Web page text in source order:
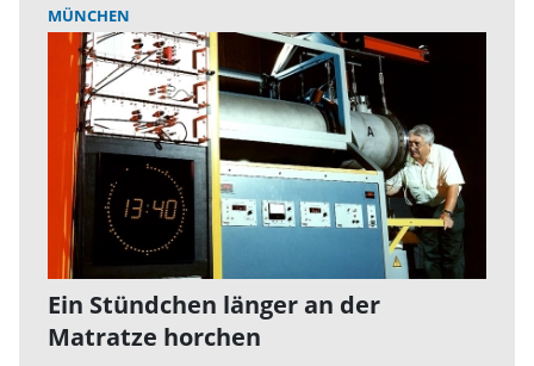
MÜNCHEN
Ein Stündchen länger an der
Matratze horchen